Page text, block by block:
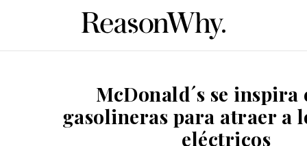
McDonald´s se inspira
gasolineras para atraer a
eléctricos